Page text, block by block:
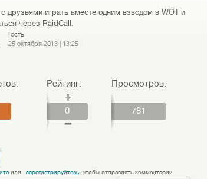
друзьями играть вместе одним взводом в WOT и
через RaidCall.
Гость
25 октября 2013| 13:25
Рейтинг:
0
Просмотров:
781
или зарегистрируйтесь, чтобы отправлять комментарии